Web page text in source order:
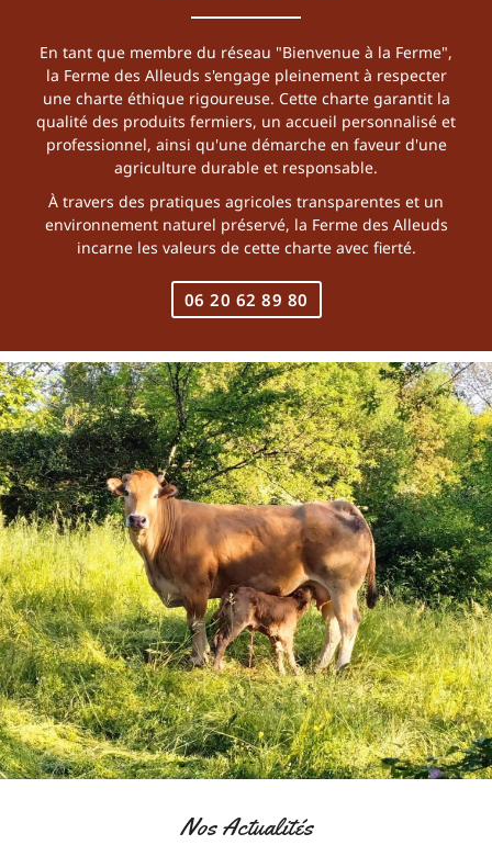
En tant que membre du réseau "Bienvenue à la Ferme",
la Ferme des Alleuds s'engage pleinement à respecter
une charte éthique rigoureuse. Cette charte garantit la
qualité des produits fermiers, un accueil personnalisé et
professionnel, ainsi qu'une démarche en faveur d'une
agriculture durable et responsable.
À travers des pratiques agricoles transparentes et un
environnement naturel préservé, la Ferme des Alleuds
incarne les valeurs de cette charte avec fierté.
06 20 62 89 80
Nos Actualités